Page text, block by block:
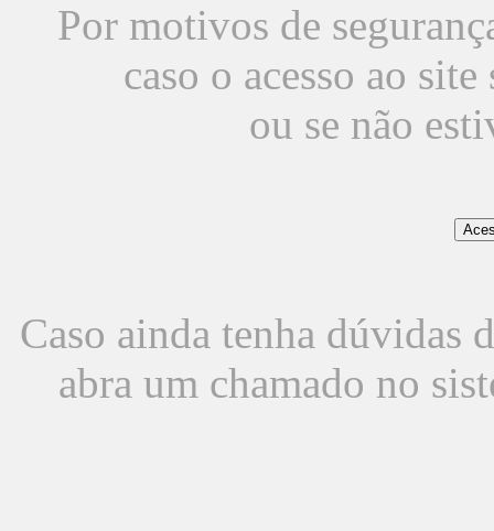
Por motivos de
caso o acesso ao
ou se não
Caso ainda tenha dúvidas
abra um chamado no